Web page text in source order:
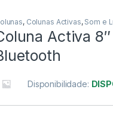
, Colunas Activas, Som e
Activa
Disponibilidade: